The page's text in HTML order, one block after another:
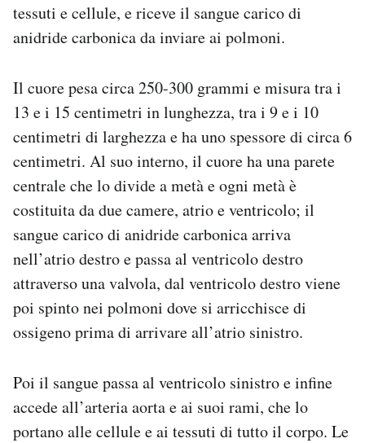
tessuti e cellule, e riceve il sangue carico di
anidride carbonica da inviare ai polmoni.
Il cuore pesa circa 250-300 grammi e misura tra i
13 e i 15 centimetri in lunghezza, tra i 9 e i 10
centimetri di larghezza e ha uno spessore di circa 6
centimetri. Al suo interno, il cuore ha una parete
centrale che lo divide a metà e ogni metà è
costituita da due camere, atrio e ventricolo; il
sangue carico di anidride carbonica arriva
nell’atrio destro e passa al ventricolo destro
attraverso una valvola, dal ventricolo destro viene
poi spinto nei polmoni dove si arricchisce di
ossigeno prima di arrivare all’atrio sinistro.
Poi il sangue passa al ventricolo sinistro e infine
accede all’arteria aorta e ai suoi rami, che lo
portano alle cellule e ai tessuti di tutto il corpo. Le